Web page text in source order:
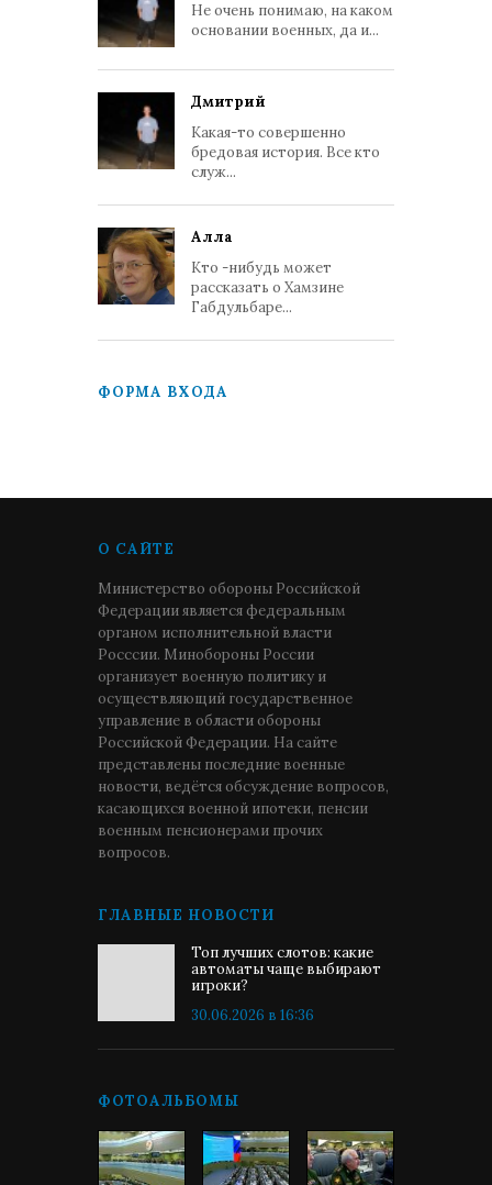
Не очень понимаю, на каком
основании военных, да и...
Дмитрий
Какая-то совершенно
бредовая история. Все кто
служ...
Алла
Кто -нибудь может
рассказать о Хамзине
Габдульбаре...
ФОРМА ВХОДА
О САЙТЕ
Министерство обороны Российской
Федерации является федеральным
органом исполнительной власти
Росссии. Минобороны России
организует военную политику и
осуществляющий государственное
управление в области обороны
Российской Федерации. На сайте
представлены последние военные
новости, ведётся обсуждение вопросов,
касающихся военной ипотеки, пенсии
военным пенсионерами прочих
вопросов.
ГЛАВНЫЕ НОВОСТИ
Топ лучших слотов: какие
автоматы чаще выбирают
игроки?
30.06.2026 в 16:36
ФОТОАЛЬБОМЫ